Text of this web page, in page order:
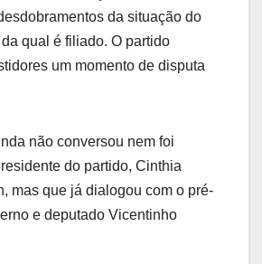
da situação do
qual é filiado. O partido
um momento de disputa
não conversou nem foi
do partido, Cinthia
mas que já dialogou com o pré-
e deputado Vicentinho